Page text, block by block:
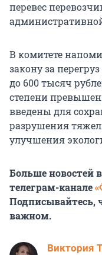
перевес
В комитете
закону за
до 600 тысяч
степени
введены для
разрушения
улучшения
Больше новостей
телеграм-канале
Подписывайтесь,
важном.
Виктория